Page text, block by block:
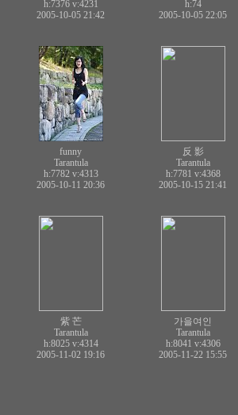
h:7376 v:4231
2005-10-05 21:42
h:74
2005-10-05 22:05
funny
Tarantula
h:7782 v:4313
2005-10-11 20:36
反 影
Tarantula
h:7781 v:4368
2005-10-15 21:41
紫 芒
Tarantula
h:8025 v:4314
2005-11-02 19:16
가을여인
Tarantula
h:8041 v:4306
2005-11-22 15:55